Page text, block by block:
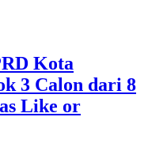
Kota
3 Calon dari 8
Like or